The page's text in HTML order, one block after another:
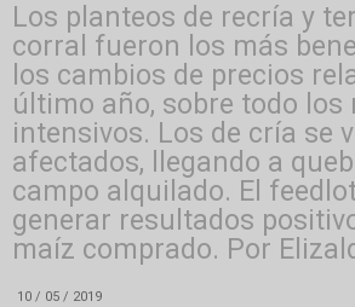
Los planteos de recría y
corral fueron los más
los cambios de precios
último año, sobre todo los
intensivos. Los de cría se
afectados, llegando a
campo alquilado. El
generar resultados
maíz comprado. Por
10 / 05 / 2019